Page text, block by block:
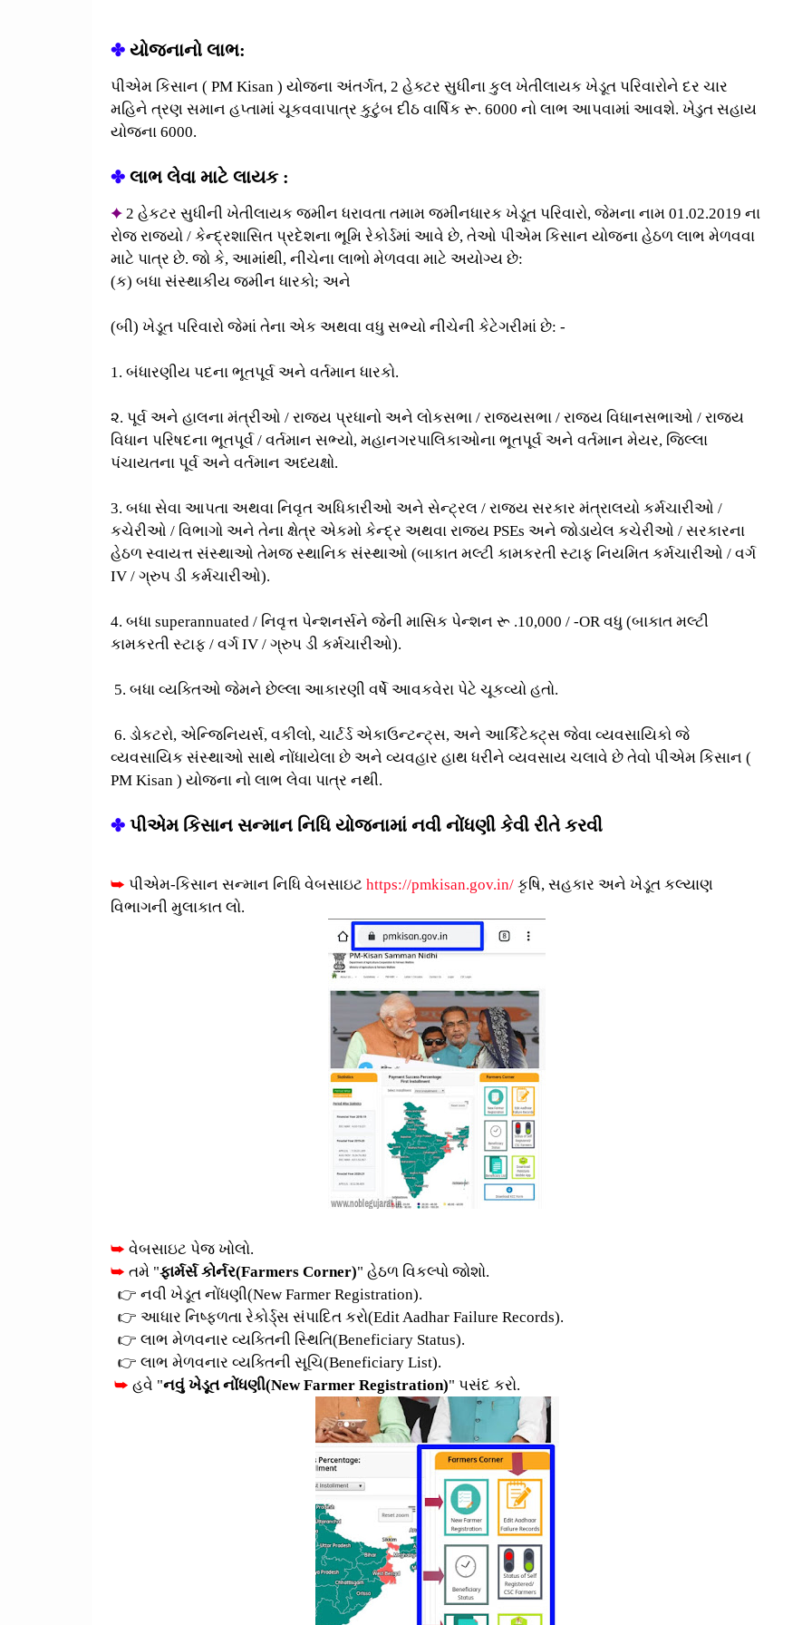
✤ યોજનાનો લાભ:
પીએમ કિસાન ( PM Kisan ) યોજના અંતર્ગત, 2 હેક્ટર સુધીના કુલ ખેતીલાયક ખેડૂત પરિવારોને દર ચાર
મહિને ત્રણ સમાન હપ્તામાં ચૂકવવાપાત્ર કુટુંબ દીઠ વાર્ષિક રૂ. 6000 નો લાભ આપવામાં આવશે. ખેડુત સહાય
યોજના 6000.
✤ લાભ લેવા માટે લાયક :
✦ 2 હેકટર સુધીની ખેતીલાયક જમીન ધરાવતા તમામ જમીનધારક ખેડૂત પરિવારો, જેમના નામ 01.02.2019 ના
રોજ રાજ્યો / કેન્દ્રશાસિત પ્રદેશના ભૂમિ રેકોર્ડમાં આવે છે, તેઓ પીએમ કિસાન યોજના હેઠળ લાભ મેળવવા
માટે પાત્ર છે. જો કે, આમાંથી, નીચેના લાભો મેળવવા માટે અયોગ્ય છે:
(ક) બધા સંસ્થાકીય જમીન ધારકો; અને
(બી) ખેડૂત પરિવારો જેમાં તેના એક અથવા વધુ સભ્યો નીચેની કેટેગરીમાં છે: -
1. બંધારણીય પદના ભૂતપૂર્વ અને વર્તમાન ધારકો.
૨. પૂર્વ અને હાલના મંત્રીઓ / રાજ્ય પ્રધાનો અને લોકસભા / રાજ્યસભા / રાજ્ય વિધાનસભાઓ / રાજ્ય
વિધાન પરિષદના ભૂતપૂર્વ / વર્તમાન સભ્યો, મહાનગરપાલિકાઓના ભૂતપૂર્વ અને વર્તમાન મેયર, જિલ્લા
પંચાયતના પૂર્વ અને વર્તમાન અધ્યક્ષો.
3. બધા સેવા આપતા અથવા નિવૃત અધિકારીઓ અને સેન્ટ્રલ / રાજ્ય સરકાર મંત્રાલયો કર્મચારીઓ /
કચેરીઓ / વિભાગો અને તેના ક્ષેત્ર એકમો કેન્દ્ર અથવા રાજ્ય PSEs અને જોડાયેલ કચેરીઓ / સરકારના
હેઠળ સ્વાયત્ત સંસ્થાઓ તેમજ સ્થાનિક સંસ્થાઓ (બાકાત મલ્ટી કામકરતી સ્ટાફ નિયમિત કર્મચારીઓ / વર્ગ
IV / ગ્રુપ ડી કર્મચારીઓ).
4. બધા superannuated / નિવૃત્ત પેન્શનર્સને જેની માસિક પેન્શન રૂ .10,000 / -OR વધુ (બાકાત મલ્ટી
કામકરતી સ્ટાફ / વર્ગ IV / ગ્રુપ ડી કર્મચારીઓ).
5. બધા વ્યક્તિઓ જેમને છેલ્લા આકારણી વર્ષે આવકવેરા પેટે ચૂકવ્યો હતો.
6. ડોકટરો, એન્જિનિયર્સ, વકીલો, ચાર્ટર્ડ એકાઉન્ટન્ટ્સ, અને આર્કિટેક્ટ્સ જેવા વ્યવસાયિકો જે
વ્યવસાયિક સંસ્થાઓ સાથે નોંધાયેલા છે અને વ્યવહાર હાથ ધરીને વ્યવસાય ચલાવે છે તેવો પીએમ કિસાન (
PM Kisan ) યોજના નો લાભ લેવા પાત્ર નથી.
✤ પીએમ કિસાન સન્માન નિધિ યોજનામાં નવી નોંધણી કેવી રીતે કરવી
➥ પીએમ-કિસાન સન્માન નિધિ વેબસાઇટ https://pmkisan.gov.in/ કૃષિ, સહકાર અને ખેડૂત કલ્યાણ
વિભાગની મુલાકાત લો.
➥ વેબસાઇટ પેજ ખોલો.
➥ તમે "ફાર્મર્સ કોર્નર(Farmers Corner)" હેઠળ વિકલ્પો જોશો.
👉 નવી ખેડૂત નોંધણી(New Farmer Registration).
👉 આધાર નિષ્ફળતા રેકોર્ડ્સ સંપાદિત કરો(Edit Aadhar Failure Records).
👉 લાભ મેળવનાર વ્યક્તિની સ્થિતિ(Beneficiary Status).
👉 લાભ મેળવનાર વ્યક્તિની સૂચિ(Beneficiary List).
➥ હવે "નવું ખેડૂત નોંધણી(New Farmer Registration)" પસંદ કરો.